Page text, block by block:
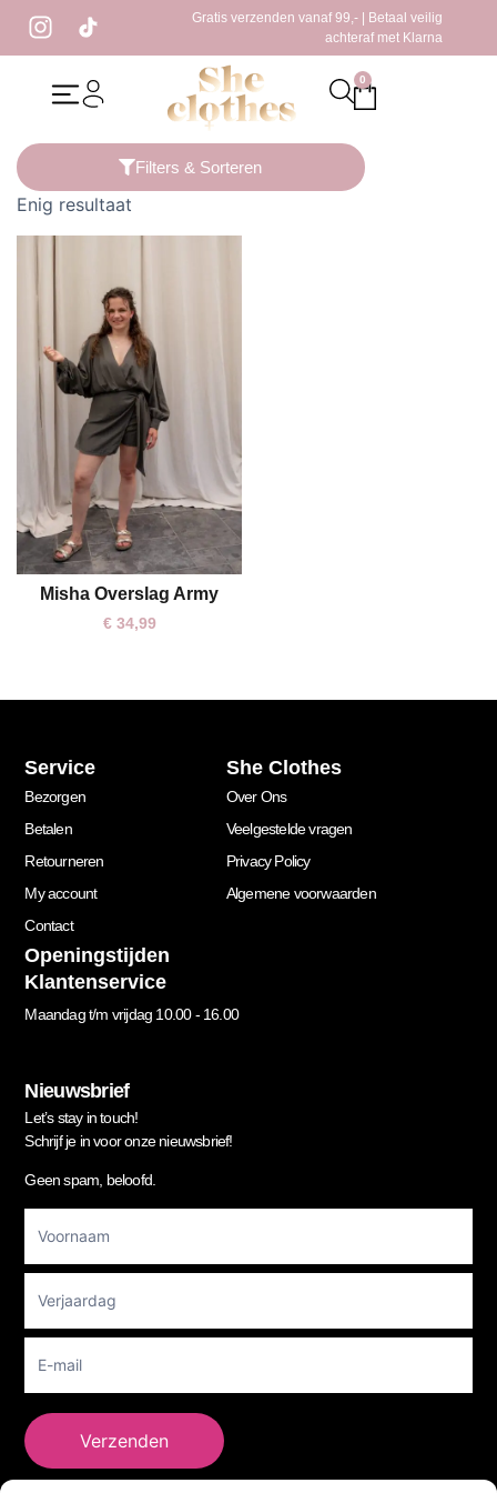
Gratis verzenden vanaf 99,- | Betaal veilig
achteraf met Klarna
0
/ Producten getagged “legergroene playsuit”
Filters & Sorteren
Enig resultaat
One size
Misha Overslag Army
€34,99
Service
Bezorgen
Betalen
Retourneren
My account
Contact
She Clothes
Over Ons
Veelgestelde vragen
Privacy Policy
Algemene voorwaarden
Openingstijden
Klantenservice
Maandag t/m vrijdag 10.00 - 16.00
Nieuwsbrief
Let’s stay in touch!
Schrijf je in voor onze nieuwsbrief!
Geen spam, beloofd.
Newsletter
Verzenden